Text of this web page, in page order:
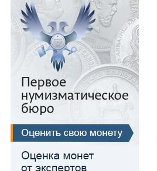
Серебро
Медь
Для Речи Посполитой